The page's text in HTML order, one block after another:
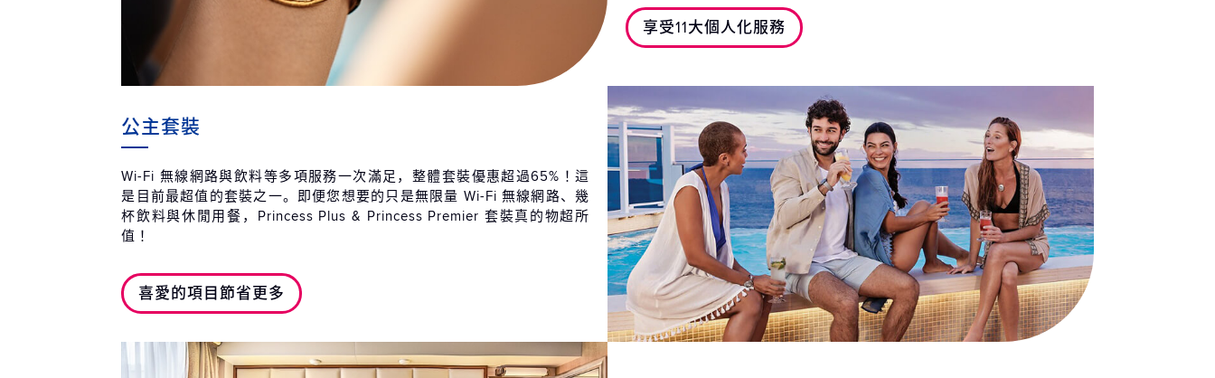
享受11大個人化服務
公主套裝
Wi-Fi 無線網路與飲料等多項服務一次滿足，整體套裝優惠超過65%！這
是目前最超值的套裝之一。即便您想要的只是無限量 Wi-Fi 無線網路、幾
杯飲料與休閒用餐，Princess Plus & Princess Premier 套裝真的物超所
值！
喜愛的項目節省更多